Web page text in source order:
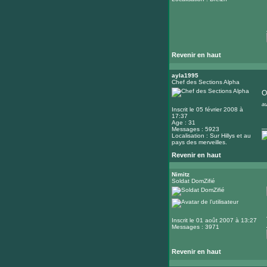
Revenir en haut
ayla1995
Chef des Sections Alpha
Inscrit le 05 février 2008 à
17:37
Age : 31
Messages : 5923
Localisation : Sur Hillys et au
pays des merveilles.
Revenir en haut
Nimitz
Soldat DomZifié
Inscrit le 01 août 2007 à 13:27
Messages : 3971
Revenir en haut